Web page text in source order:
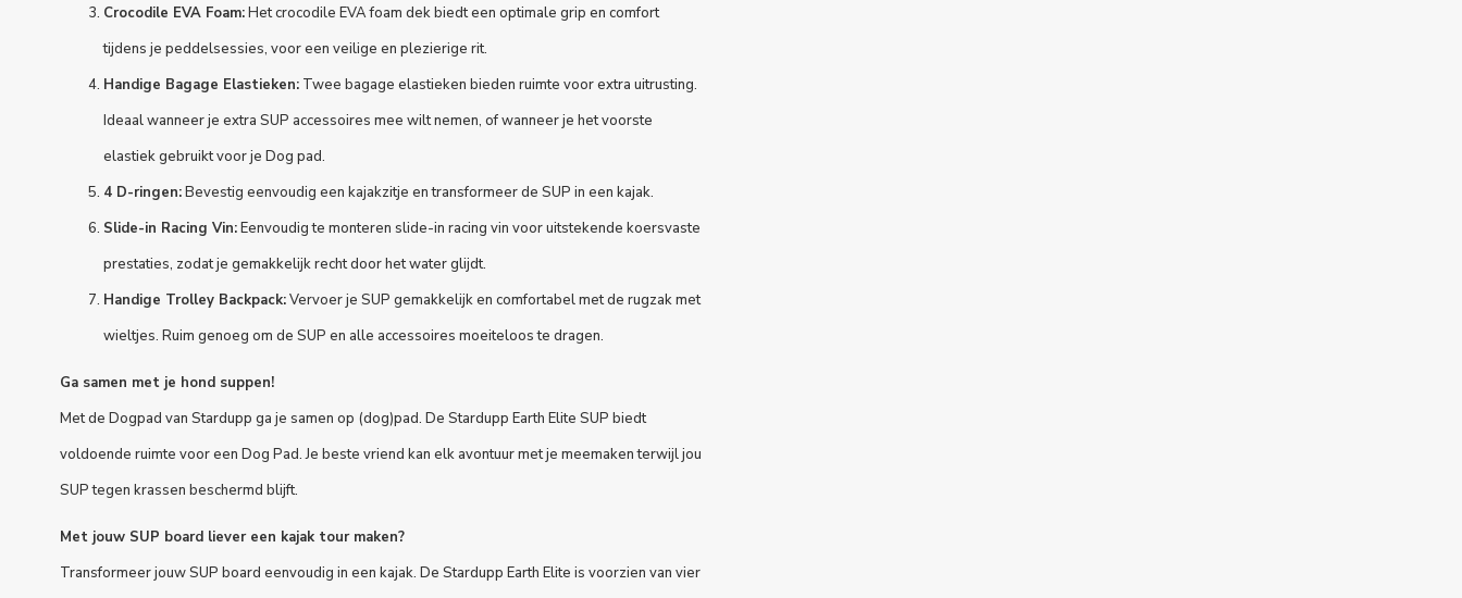
Crocodile EVA Foam:Het crocodile EVA foam dek biedt een optimale grip en comfort
tijdens je peddelsessies, voor een veilige en plezierige rit.
Handige Bagage Elastieken: Twee bagage elastieken bieden ruimte voor extra uitrusting.
Ideaal wanneer je extra SUP accessoires mee wilt nemen, of wanneer je het voorste
elastiek gebruikt voor je Dog pad.
4 D-ringen:Bevestig eenvoudig een kajakzitje en transformeer de SUP in een kajak.
Slide-in Racing Vin:Eenvoudig te monteren slide-in racing vin voor uitstekende koersvaste
prestaties, zodat je gemakkelijk recht door het water glijdt.
Handige Trolley Backpack:Vervoer je SUP gemakkelijk en comfortabel met de rugzak met
wieltjes. Ruim genoeg om de SUP en alle accessoires moeiteloos te dragen.
Ga samen met je hond suppen!
Met de Dogpad van Stardupp ga je samen op (dog)pad. De Stardupp Earth Elite SUP biedt
voldoende ruimte voor een Dog Pad. Je beste vriend kan elk avontuur met je meemaken terwijl jou
SUP tegen krassen beschermd blijft.
Met jouw SUP board liever een kajak tour maken?
Transformeer jouw SUP board eenvoudig in een kajak. De Stardupp Earth Elite is voorzien van vier